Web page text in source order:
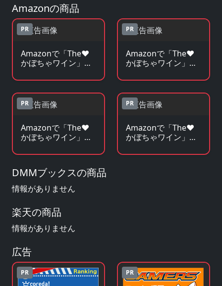
Amazonの商品
PR
Amazonで「The♥
かぼちゃワイン」の
PR
Amazonで「The♥
かぼちゃワイン」の
PR
Amazonで「The♥
かぼちゃワイン」の
見る
PR
Amazonで「The♥
かぼちゃワイン」の
を見る
DMMブックスの商品
情報がありません
楽天の商品
情報がありません
広告
PR PR